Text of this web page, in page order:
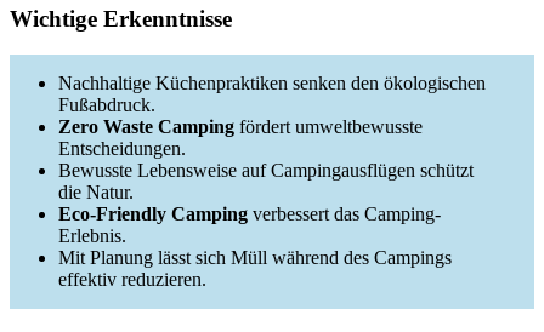
Wichtige Erkenntnisse
Nachhaltige Küchenpraktiken senken den ökologischen
Fußabdruck.
Zero Waste Camping fördert umweltbewusste
Entscheidungen.
Bewusste Lebensweise auf Campingausflügen schützt
die Natur.
Eco-Friendly Camping verbessert das Camping-
Erlebnis.
Mit Planung lässt sich Müll während des Campings
effektiv reduzieren.